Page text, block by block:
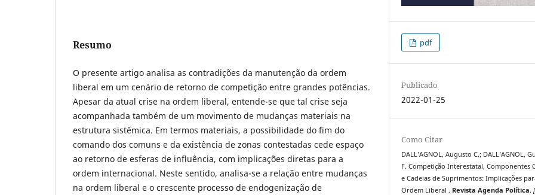
Resumo
O presente artigo analisa as contradições da manutenção da ordem
liberal em um cenário de retorno de competição entre grandes potências.
Apesar da atual crise na ordem liberal, entende-se que tal crise seja
acompanhada também de um movimento de mudanças materiais na
estrutura sistêmica. Em termos materiais, a possibilidade do fim do
comando dos comuns e da existência de zonas contestadas cede espaço
ao retorno de esferas de influência, com implicações diretas para a
ordem internacional. Neste sentido, analisa-se a relação entre mudanças
na ordem liberal e o crescente processo de endogenização de
pdf
Publicado
2022-01-25
Como Citar
DALL’AGNOL, Augusto C.; DALL’AGNOL,
F. Competição Interestatal, Componentes
e Cadeias de Suprimentos: Implicações
Ordem Liberal . Revista Agenda Política,